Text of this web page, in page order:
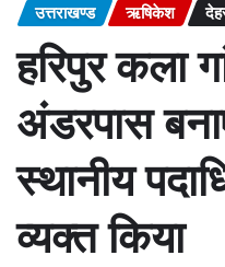
उत्तराखण्ड ऋषिकेश
हरिपुर कला
अंडरपास
स्थानीय
व्यक्त किया